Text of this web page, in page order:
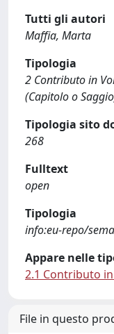
Tutti gli autori
Maffia, Marta
Tipologia
2 Contributo in
(Capitolo o
Tipologia sito
268
Fulltext
open
Tipologia
info:eu-repo/
Appare nelle
2.1 Contributo
File in questo